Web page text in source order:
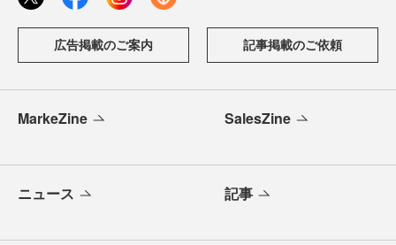
広告掲載のご案内 記事掲載のご依頼
MarkeZine SalesZine
ニュース 記事